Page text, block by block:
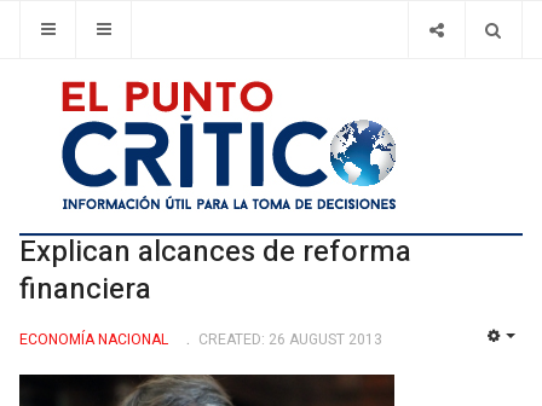
Explican alcances de reforma
financiera
ECONOMÍ­A NACIONAL CREATED: 26 AUGUST 2013